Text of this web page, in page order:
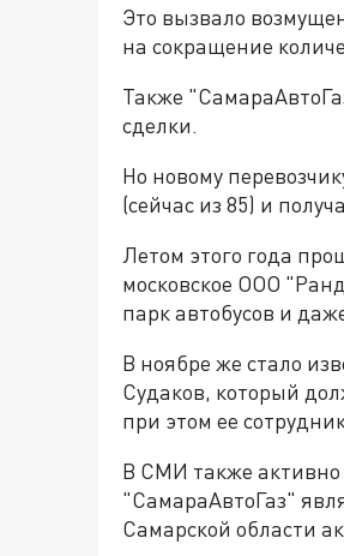
Это вызвало
на сокращение
Также
сделки.
Но новому
(сейчас из 85) и
Летом этого года
московское ООО
парк автобусов и
В ноябре же стало
Судаков, который
при этом ее
В СМИ также активно
"СамараАвтоГаз"
Самарской области